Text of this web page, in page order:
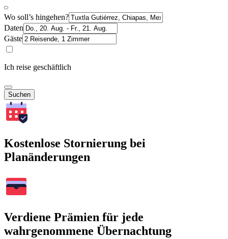
Wo soll’s hingehen?
Daten
Gäste
Ich reise geschäftlich
Suchen
Kostenlose Stornierung bei
Planänderungen
Verdiene Prämien für jede
wahrgenommene Übernachtung